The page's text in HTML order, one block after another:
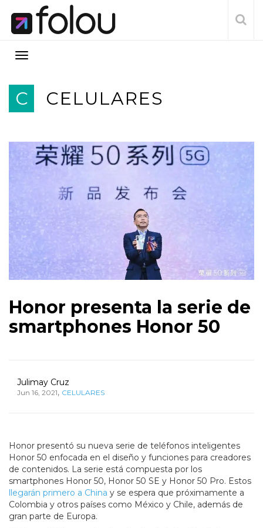
C CELULARES
Honor presenta la serie de
smartphones Honor 50
Julimay Cruz
Jun 16, 2021, CELULARES
Honor presentó su nueva serie de teléfonos inteligentes
Honor 50 enfocada en el diseño y funciones para creadores
de contenidos. La serie está compuesta por los
smartphones Honor 50, Honor 50 SE y Honor 50 Pro. Estos
llegarán primero a China y se espera que próximamente a
Colombia y otros países como México y Chile, además de
gran parte de Europa.